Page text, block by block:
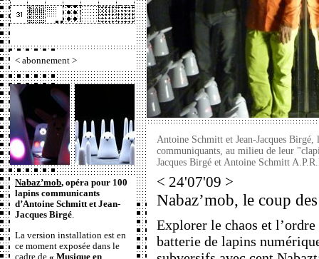
< abonnement >
Nabaz’mob, opéra pour 100
lapins communicants
d’Antoine Schmitt et Jean-
Jacques Birgé.
La version installation est en
ce moment exposée dans le
cadre de « Musique en
Antoine Schmitt et Jean-Jacques Birgé,
communiquants, au milieu de leur
Jacques Birgé et Antoine Schmitt
< 24'07'09 >
Nabaz’mob, le coup
Explorer le chaos et l’ordre
batterie de lapins